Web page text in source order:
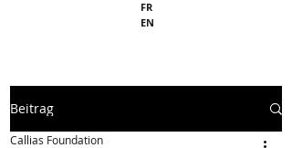
FR
EN
Beitrag
Callias Foundation